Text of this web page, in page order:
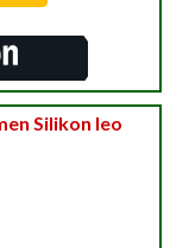
Silikon leo